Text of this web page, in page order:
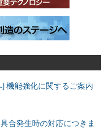
機能強化に関するご案内
合発生時の対応につきま